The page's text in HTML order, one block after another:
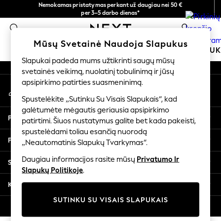
Nemokamas pristatymas perkant už daugiau nei 50 €
per 3–5 darbo dienas*
Dabar galite apsipirkti lietuvių kalba!
0
MOKYKLINĖ APRANGA MERGAITĖMS
SCHOOLWEAR
All Boys Schoolwear
Shoes
Trousers
Shorts
Shirts
Polo Shirts
Sweatshirts & Jumpers
Coats & Jackets
Underwear
Multipacks
All Boys Sport & Swimwear
An error occurred on client
Mūsų socialiniai tinklai
Mano paskyra
Prisijunkite prie savo paskyros
Pagalba
Privatumas ir teisinė informacija
Skyriai
Kitos paslaugos
Mūsų Svetainė Naudoja Slapukus
Slapukai padeda mums užtikrinti saugų mūsų
svetainės veikimą, nuolatinį tobulinimą ir jūsų
apsipirkimo patirties suasmeninimą.
Spustelėkite „Sutinku Su Visais Slapukais“, kad
galėtumėte mėgautis geriausia apsipirkimo
patirtimi. Šiuos nustatymus galite bet kada pakeisti,
spustelėdami toliau esančią nuorodą
„Neautomatinis Slapukų Tvarkymas“.
Daugiau informacijos rasite mūsų Privatumo Ir
Slapukų Politikoje.
SUTINKU SU VISAIS SLAPUKAIS